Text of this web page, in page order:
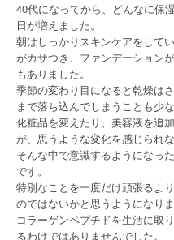
40代になってから、どんなに保
日が増えました。
朝はしっかりスキンケアをして
がカサつき、ファンデーション
もありました。
季節の変わり目になると乾燥は
まで落ち込んでしまうことも少
化粧品を変えたり、美容液を追
が、思うような変化を感じられ
そんな中で意識するようになっ
です。
特別なことを一度だけ頑張るよ
のではないかと思うようになりま
コラーゲンペプチドを生活に取
るわけではありませんでした。